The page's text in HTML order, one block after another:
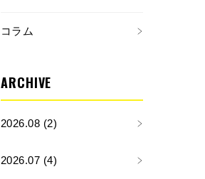
コラム
ARCHIVE
2026.08 (2)
2026.07 (4)